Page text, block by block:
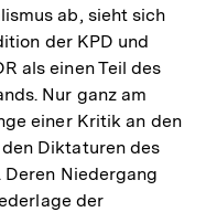
ab, sieht sich
der KPD und
als einen Teil des
Nur ganz am
einer Kritik an den
Diktaturen des
Niedergang
der